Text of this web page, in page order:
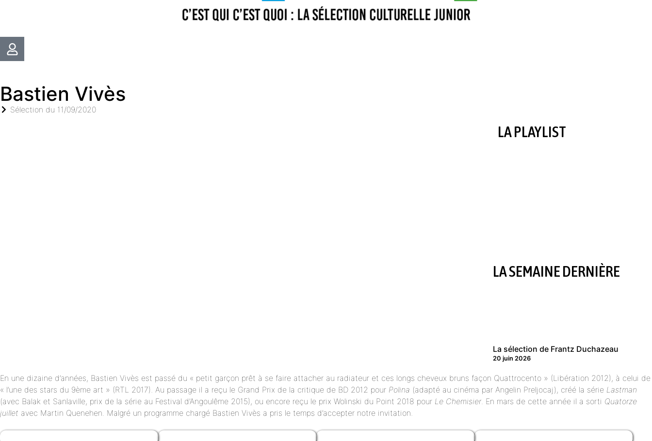
Bastien Vivès
Sélection du 11/09/2020
LA PLAYLIST
LA SEMAINE DERNIÈRE
La sélection de Frantz Duchazeau
20 juin 2026
En une dizaine d’années, Bastien Vivès est passé du « petit garçon prêt à se faire attacher au radiateur et ces longs cheveux bruns façon Quattrocento » (Libération 2012), à celui de
« l’une des stars du 9ème art » (RTL 2017). Au passage il a reçu le Grand Prix de la critique de BD 2012 pour Polina (adapté au cinéma par Angelin Preljocaj), créé la série Lastman
(avec Balak et Sanlaville, prix de la série au Festival d’Angoulême 2015), ou encore reçu le prix Wolinski du Point 2018 pour Le Chemisier. En mars de cette année il a sorti Quatorze
juillet avec Martin Quenehen. Malgré un programme chargé Bastien Vivès a pris le temps d’accepter notre invitation.